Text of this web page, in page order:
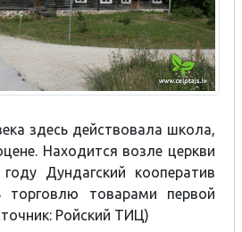
здесь действовала школа,
Находится возле церкви
Дундагский кооператив
торговлю товарами первой
Ройский ТИЦ)